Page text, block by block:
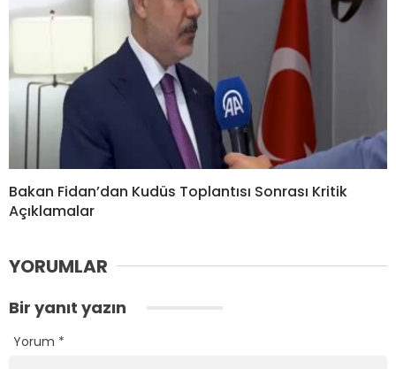
Bakan Fidan’dan Kudüs Toplantısı Sonrası Kritik
Açıklamalar
YORUMLAR
Bir yanıt yazın
Yorum *